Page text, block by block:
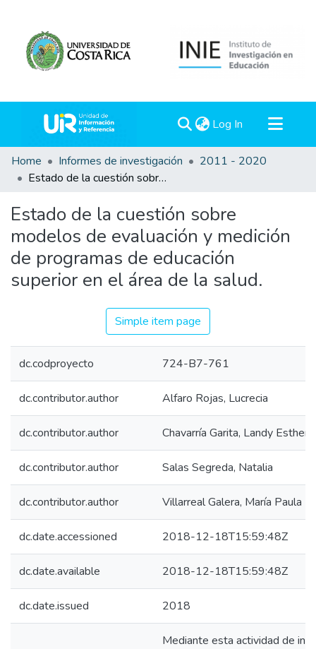
Log In (current)
Communities & Collections
All of DSpace
Statistics
Home Informes de investigación
2011 - 2020
Estado de la cuestión sobre modelos de evaluación y medición de programas de educación superior en el área de la salud.
Estado de la cuestión sobre
modelos de evaluación y medición
de programas de educación
superior en el área de la salud.
Simple item page
dc.codproyecto 724-B7-761
dc.contributor.author Alfaro Rojas, Lucrecia
dc.contributor.author Chavarría Garita, Landy Esther
dc.contributor.author Salas Segreda, Natalia
dc.contributor.author Villarreal Galera, María Paula
dc.date.accessioned 2018-12-18T15:59:48Z
dc.date.available 2018-12-18T15:59:48Z
dc.date.issued 2018
Mediante esta actividad de